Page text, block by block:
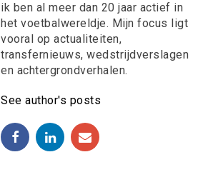
ik ben al meer dan 20 jaar actief in
het voetbalwereldje. Mijn focus ligt
vooral op actualiteiten,
transfernieuws, wedstrijdverslagen
en achtergrondverhalen.
See author's posts